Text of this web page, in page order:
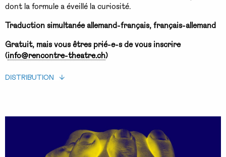
dont la formule a éveillé la curiosité.
Traduction simultanée allemand-français, français-allemand
Gratuit, mais vous êtres prié-e-s de vous inscrire
(info@rencontre-theatre.ch)
DISTRIBUTION